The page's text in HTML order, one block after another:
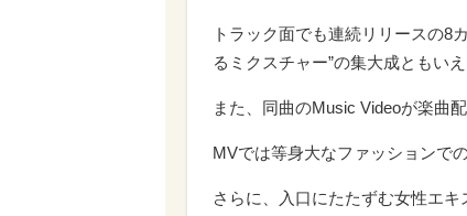
トラック面でも連続リリースの8
るミクスチャー”の集大成ともい
また、同曲のMusic Videoが楽曲
MVでは等身大なファッションで
さらに、入口にたたずむ女性エ